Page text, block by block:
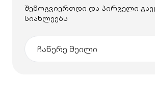
შემოგვიერთდი და პირველი
სიახლეებს